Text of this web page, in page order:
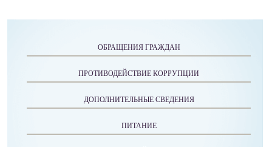
ОБРАЩЕНИЯ ГРАЖДАН
ПРОТИВОДЕЙСТВИЕ КОРРУПЦИИ
ДОПОЛНИТЕЛЬНЫЕ СВЕДЕНИЯ
ПИТАНИЕ